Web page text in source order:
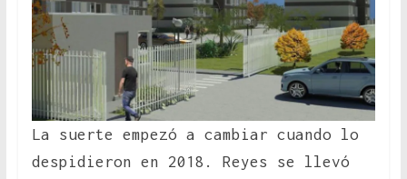
La suerte empezó a cambiar cuando lo
despidieron en 2018. Reyes se llevó